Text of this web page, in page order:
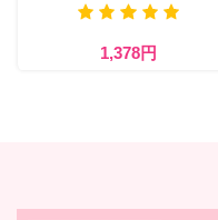
1,378円